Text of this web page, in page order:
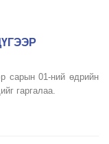
сарын 01-ний өдрийн
гаргалаа.